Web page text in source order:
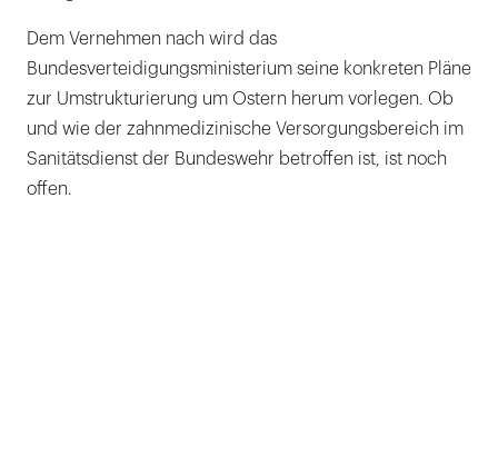
Dem Vernehmen nach wird das
Bundesverteidigungsministerium seine konkreten Pläne
zur Umstrukturierung um Ostern herum vorlegen. Ob
und wie der zahnmedizinische Versorgungsbereich im
Sanitätsdienst der Bundeswehr betroffen ist, ist noch
offen.